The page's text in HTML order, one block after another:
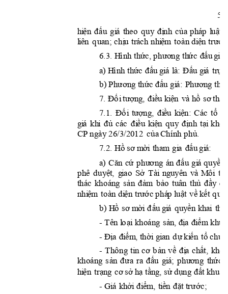
5
        
liên quan;      
   
      
b)    
7.     
7.1      
         
CP ngày 26/3/  
7.2   
a)      
        
        
       
     
-     
-       
-       , 
       
      
-     